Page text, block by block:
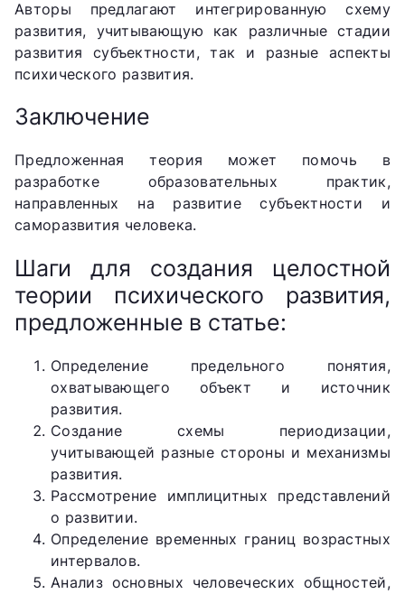
Авторы предлагают интегрированную схему
развития, учитывающую как различные стадии
развития субъектности, так и разные аспекты
психического развития.
Заключение
Предложенная теория может помочь в
разработке образовательных практик,
направленных на развитие субъектности и
саморазвития человека.
Шаги для создания целостной
теории психического развития,
предложенные в статье:
Определение предельного понятия,
охватывающего объект и источник
развития.
Создание схемы периодизации,
учитывающей разные стороны и механизмы
развития.
Рассмотрение имплицитных представлений
о развитии.
Определение временных границ возрастных
интервалов.
Анализ основных человеческих общностей,